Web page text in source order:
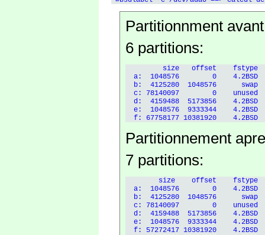
Partitionnment
6 partitions:
size   offset    fstype
a:  1048576        0    4.2BSD
b:  4125280
c: 78140097        0    unused
d:  4159488  5173856    4.2BSD
e:  1048576  9333344    4.2BSD
Partitionnement
7 partitions:
size    offset    fstype
a:  1048576        0    4.2BSD
b:  4125280
c: 78140097        0    unused
d:  4159488  5173856    4.2BSD
e:  1048576  9333344    4.2BSD
f: 57272417 10381920    4.2BSD